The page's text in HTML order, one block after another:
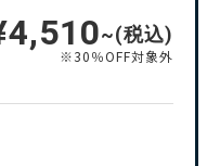
~(税込)
※30％OFF対象外